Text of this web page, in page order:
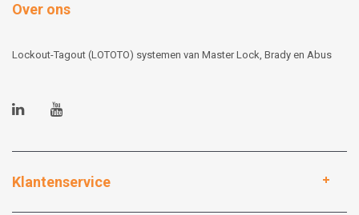
Over ons
Lockout-Tagout (LOTOTO) systemen van Master Lock, Brady en Abus
Klantenservice